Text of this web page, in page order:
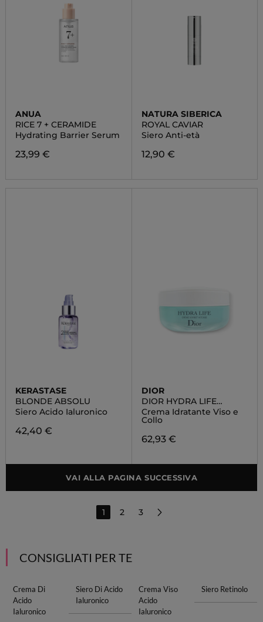
ANUA
RICE 7 + CERAMIDE
Hydrating Barrier Serum
23,99 €
NATURA SIBERICA
ROYAL CAVIAR
Siero Anti-età
12,90 €
KERASTASE
BLONDE ABSOLU
Siero Acido Ialuronico
42,40 €
DIOR
DIOR HYDRA LIFE
INTENSE SORBET CREME
Crema Idratante Viso e
Collo
62,93 €
VAI ALLA PAGINA SUCCESSIVA
1 2 3
CONSIGLIATI PER TE
Crema Di
Acido
Ialuronico
Siero Di Acido
Ialuronico
Crema Viso
Acido
Ialuronico
Siero Retinolo